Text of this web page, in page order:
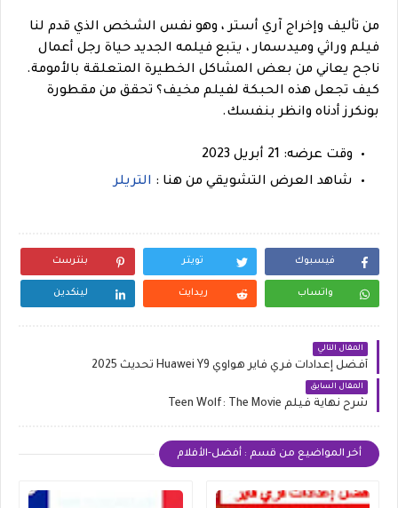
من تأليف وإخراج آري أستر ، وهو نفس الشخص الذي قدم لنا
فيلم وراثي وميدسمار ، يتبع فيلمه الجديد حياة رجل أعمال
ناجح يعاني من بعض المشاكل الخطيرة المتعلقة بالأمومة.
كيف تجعل هذه الحبكة لفيلم مخيف؟ تحقق من مقطورة
بونكرز أدناه وانظر بنفسك.
وقت عرضه: 21 أبريل 2023
شاهد العرض التشويقي من هنا : التريلر
فيسبوك تويتر بنترست
واتساب ريدايت لينكدين
المقال التالي
أفضل إعدادات فري فاير هواوي Huawei Y9 تحديث 2025
المقال السابق
شرح نهاية فيلم Teen Wolf: The Movie
أخر المواضيع من قسم : أفضل-الأفلام